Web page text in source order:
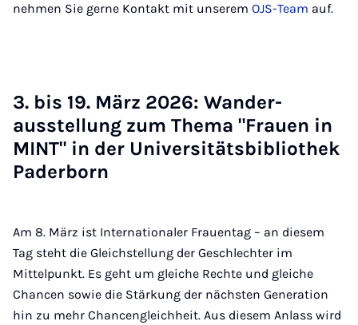
nehmen Sie gerne Kontakt mit unserem OJS-Team auf.
3. bis 19. März 2026: Wan­der­
ausstel­lung zum The­ma "Frau­en in
MINT" in der Uni­ver­si­täts­bi­blio­thek
Pa­der­born
Am 8. März ist Internationaler Frauentag – an diesem
Tag steht die Gleichstellung der Geschlechter im
Mittelpunkt. Es geht um gleiche Rechte und gleiche
Chancen sowie die Stärkung der nächsten Generation
hin zu mehr Chancengleichheit. Aus diesem Anlass wird